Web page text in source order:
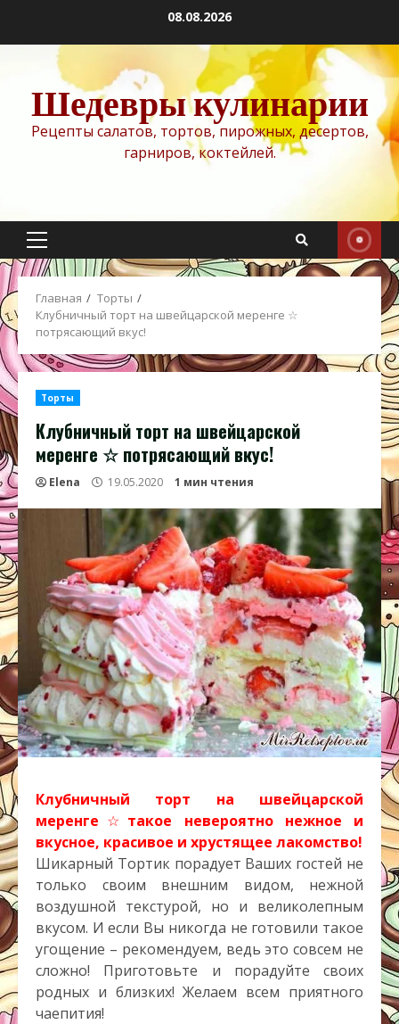
содержимому
08.08.2026
Шедевры кулинарии
Рецепты салатов, тортов, пирожных, десертов,
гарниров, коктейлей.
Основное
меню
Главная
Торты
Клубничный торт на швейцарской меренге ☆
потрясающий вкус!
Торты
Клубничный торт на швейцарской
меренге ☆ потрясающий вкус!
Elena 19.05.2020 1 мин чтения
Клубничный торт на швейцарской
меренге ☆ такое невероятно нежное и
вкусное, красивое и хрустящее лакомство!
Шикарный Тортик порадует Ваших гостей не
только своим внешним видом, нежной
воздушной текстурой, но и великолепным
вкусом. И если Вы никогда не готовили такое
угощение – рекомендуем, ведь это совсем не
сложно! Приготовьте и порадуйте своих
родных и близких! Желаем всем приятного
чаепития!